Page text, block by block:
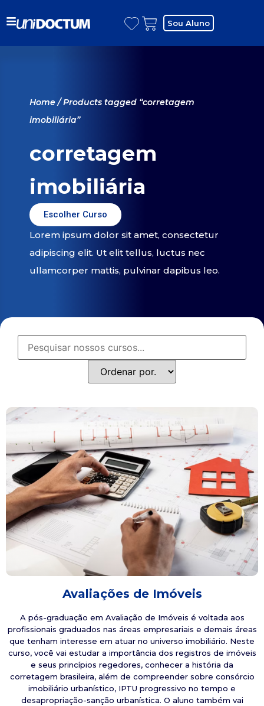
Sou Aluno
Home/ Products tagged “corretagem
imobiliária”
corretagem
imobiliária
Escolher Curso
Lorem ipsum dolor sit amet, consectetur
adipiscing elit. Ut elit tellus, luctus nec
ullamcorper mattis, pulvinar dapibus leo.
Avaliações de Imóveis
A pós-graduação em Avaliação de Imóveis é voltada aos
profissionais graduados nas áreas empresariais e demais áreas
que tenham interesse em atuar no universo imobiliário. Neste
curso, você vai estudar a importância dos registros de imóveis
e seus princípios regedores, conhecer a história da
corretagem brasileira, além de compreender sobre consórcio
imobiliário urbanístico, IPTU progressivo no tempo e
desapropriação-sanção urbanística. O aluno também vai